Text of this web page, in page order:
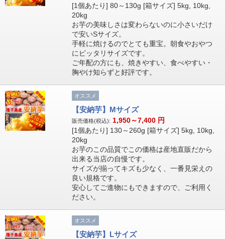
[1個あたり] 80～130g [箱サイズ] 5kg, 10kg,
20kg
お芋の美味しさは変わらないのに小さいだけ
で安いSサイズ。
手軽に焼けるのでとても重宝。朝食やおやつ
にピッタリサイズです。
ご年配の方にも、焼きやすい、食べやすい・
胸やけ知らずと好評です。
オススメ
【安納芋】Mサイズ
販売価格(税込): 1,950～7,400 円
[1個あたり] 130～260g [箱サイズ] 5kg, 10kg,
20kg
お芋のこの品質でこの価格は産地直販だから
出来る当店の自慢です。
サイズが揃ってキズも少なく、一番見栄えの
良い規格です。
安心してご進物にもできますので、ご利用く
ださい。
オススメ
【安納芋】Lサイズ